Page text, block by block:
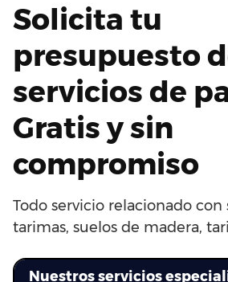
Solicita tu
presupuesto
servicios de
Gratis y sin
compromiso
Todo servicio relacionado con
tarimas, suelos de madera,
Nuestros servicios